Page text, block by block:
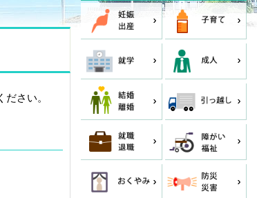
さい。